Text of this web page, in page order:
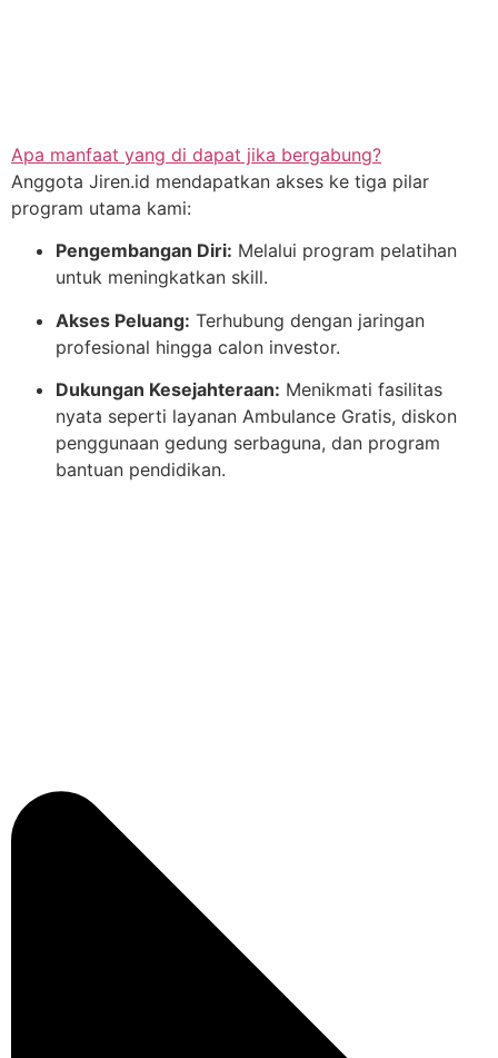
Apa manfaat yang di dapat jika bergabung?
Anggota Jiren.id mendapatkan akses ke tiga pilar
program utama kami:
Pengembangan Diri: Melalui program pelatihan
untuk meningkatkan skill.
Akses Peluang: Terhubung dengan jaringan
profesional hingga calon investor.
Dukungan Kesejahteraan: Menikmati fasilitas
nyata seperti layanan Ambulance Gratis, diskon
penggunaan gedung serbaguna, dan program
bantuan pendidikan.